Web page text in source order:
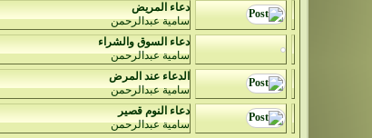
دعاء المريض
سامية عبدالرحمن
دعاء السوق والشراء
سامية عبدالرحمن
الدعاء عند المرض
سامية عبدالرحمن
دعاء النوم قصير
سامية عبدالرحمن